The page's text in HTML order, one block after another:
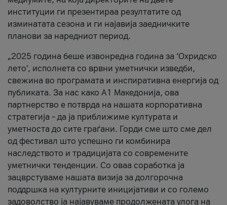
институции ги презентираа резултатите од
изминатата сезона и ги најавија заедничките
планови за наредниот период.
„2025 година беше извонредна година за ‘Охридско
лето’, исполнета со врвни уметнички изведби,
свежина во програмата и инспиративна енергија од
публиката. За нас како A1 Македонија, ова
партнерство е потврда на нашата корпоративна
стратегија – да ја приближиме културата и
уметноста до сите граѓани. Горди сме што сме дел
од фестивал што успешно ги комбинира
наследството и традицијата со современите
уметнички тенденции. Со оваа соработка ја
зацврстуваме нашата визија за долгорочна
поддршка на културните иницијативи и со големо
задоволство ја најавуваме продолжената улога на